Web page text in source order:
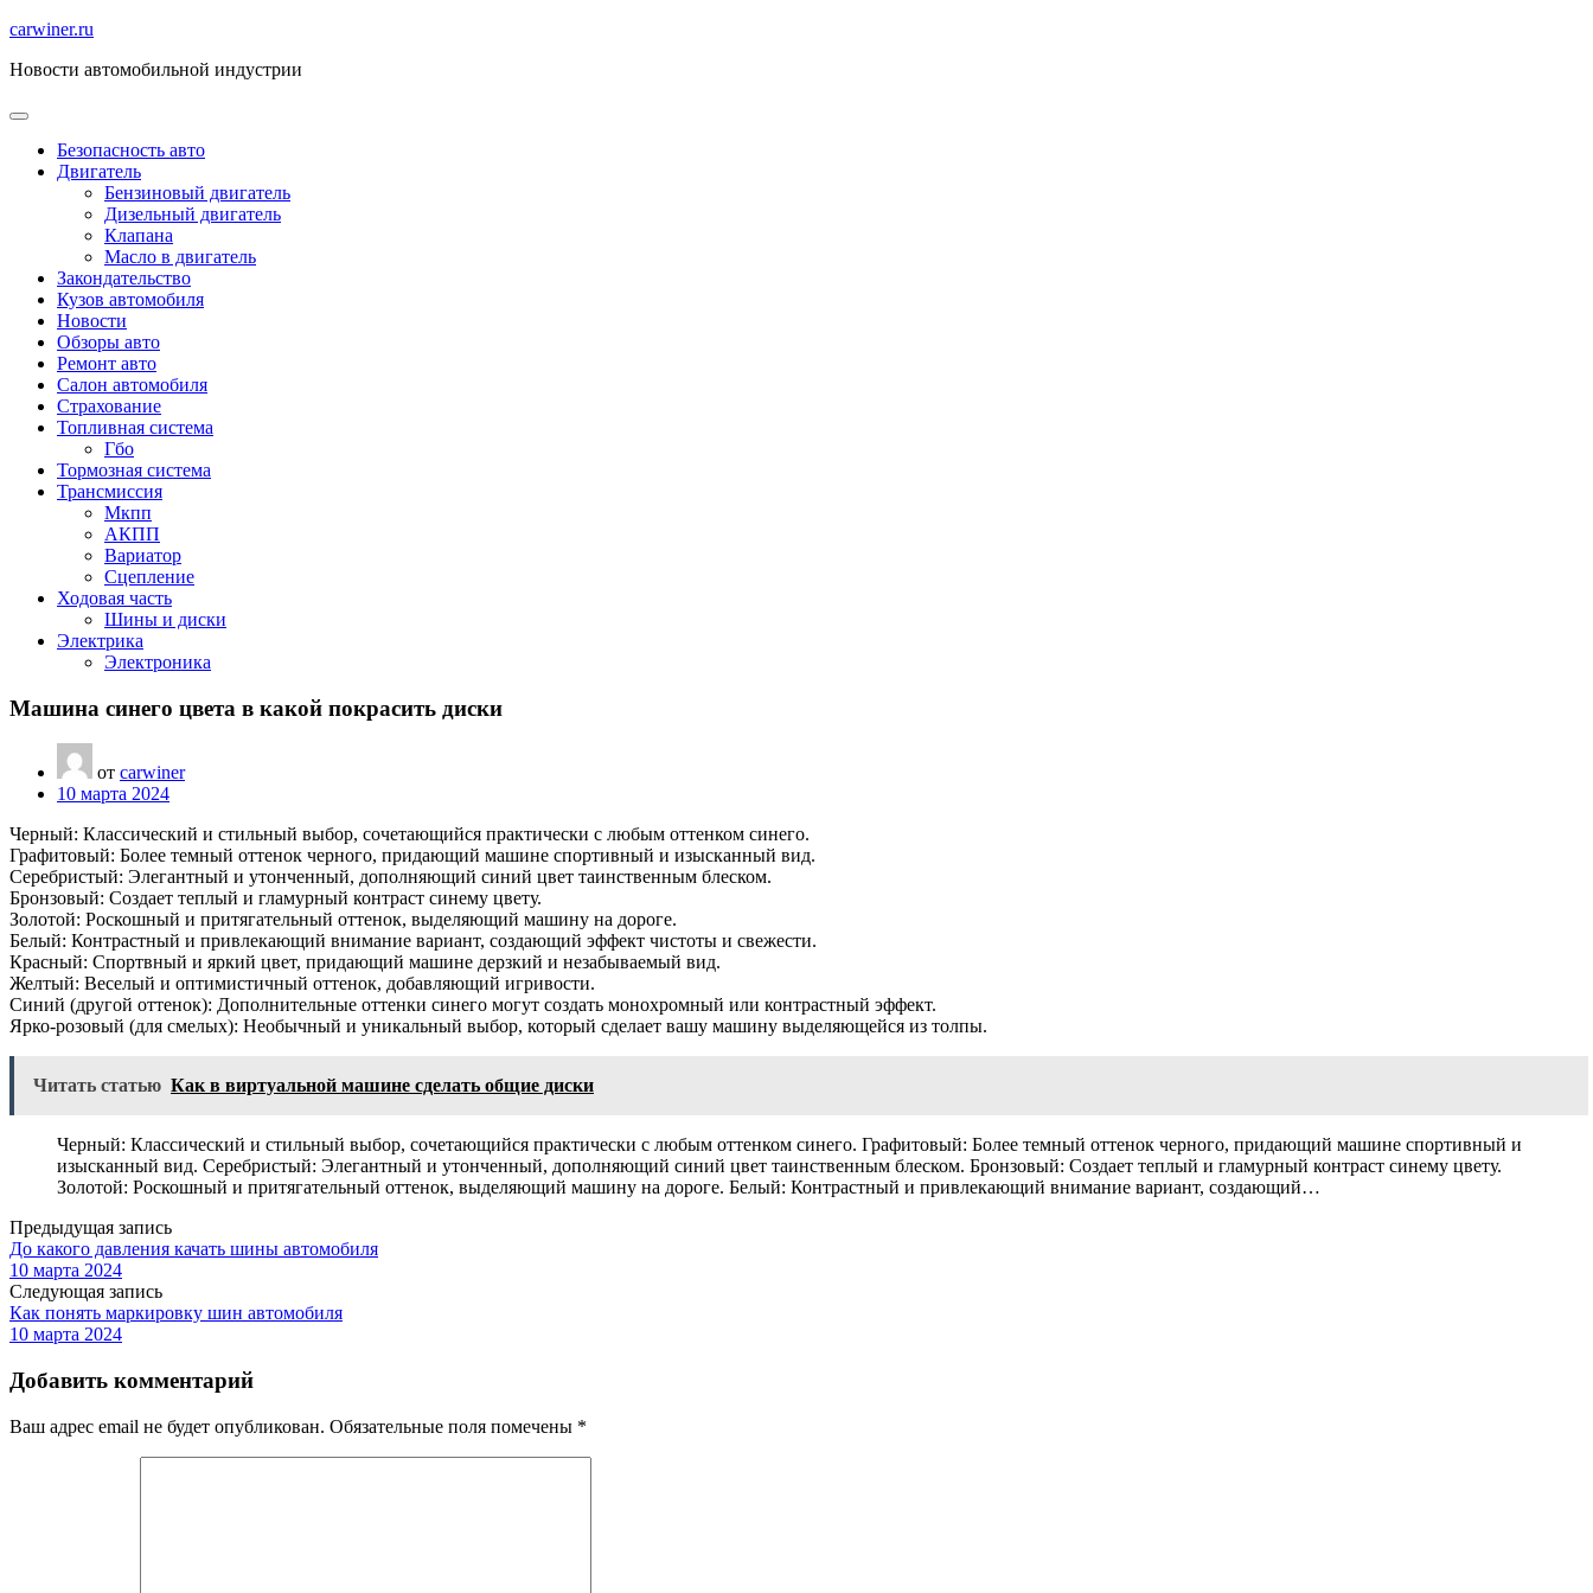
Перейти
содержимому
carwiner.ru
Новости автомобильной индустрии
Безопасность авто
Двигатель
Бензиновый двигатель
Дизельный двигатель
Клапана
Масло в двигатель
Закондательство
Кузов автомобиля
Новости
Обзоры авто
Ремонт авто
Салон автомобиля
Страхование
Топливная система
Гбо
Тормозная система
Трансмиссия
Мкпп
АКПП
Вариатор
Сцепление
Ходовая часть
Шины и диски
Электрика
Электроника
Машина синего цвета в какой покрасить диски
от carwiner
10 марта 2024
Черный: Классический и стильный выбор, сочетающийся практически с любым оттенком синего.
Графитовый: Более темный оттенок черного, придающий машине спортивный и изысканный вид.
Серебристый: Элегантный и утонченный, дополняющий синий цвет таинственным блеском.
Бронзовый: Создает теплый и гламурный контраст синему цвету.
Золотой: Роскошный и притягательный оттенок, выделяющий машину на дороге.
Белый: Контрастный и привлекающий внимание вариант, создающий эффект чистоты и свежести.
Красный: Спортвный и яркий цвет, придающий машине дерзкий и незабываемый вид.
Желтый: Веселый и оптимистичный оттенок, добавляющий игривости.
Синий (другой оттенок): Дополнительные оттенки синего могут создать монохромный или контрастный эффект.
Ярко-розовый (для смелых): Необычный и уникальный выбор, который сделает вашу машину выделяющейся из толпы.
Читать статью Как в виртуальной машине сделать общие диски
Черный: Классический и стильный выбор, сочетающийся практически с любым оттенком синего. Графитовый: Более темный оттенок черного, придающий машине спортивный и
изысканный вид. Серебристый: Элегантный и утонченный, дополняющий синий цвет таинственным блеском. Бронзовый: Создает теплый и гламурный контраст синему цвету.
Золотой: Роскошный и притягательный оттенок, выделяющий машину на дороге. Белый: Контрастный и привлекающий внимание вариант, создающий…
Предыдущая запись
До какого давления качать шины автомобиля
10 марта 2024
Следующая запись
Как понять маркировку шин автомобиля
10 марта 2024
Добавить комментарий
Ваш адрес email не будет опубликован. Обязательные поля помечены *